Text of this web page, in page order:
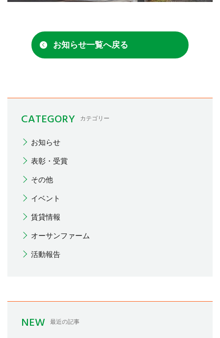
お知らせ一覧へ戻る
CATEGORY カテゴリー
お知らせ
表彰・受賞
その他
イベント
賃貸情報
オーサンファーム
活動報告
NEW 最近の記事